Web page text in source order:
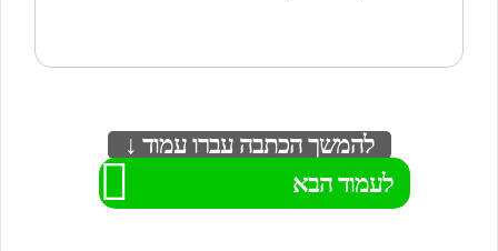
להמשך הכתבה עברו עמוד ↓
לעמוד הבא